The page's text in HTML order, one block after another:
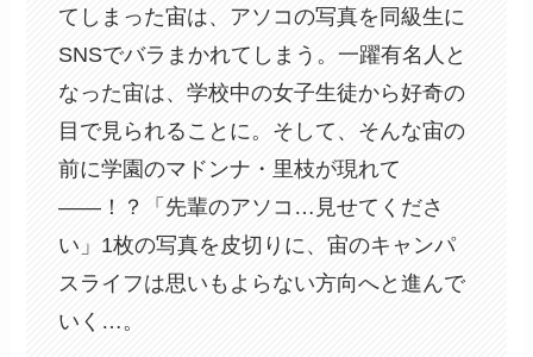
てしまった宙は、アソコの写真を同級生に
SNSでバラまかれてしまう。一躍有名人と
なった宙は、学校中の女子生徒から好奇の
目で見られることに。そして、そんな宙の
前に学園のマドンナ・里枝が現れて
――！？「先輩のアソコ…見せてくださ
い」1枚の写真を皮切りに、宙のキャンパ
スライフは思いもよらない方向へと進んで
いく…。